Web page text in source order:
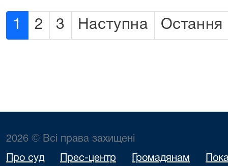
1 2 3 Наступна Остання
2026 © Всі права захищені
Про суд Прес-центр Громадянам